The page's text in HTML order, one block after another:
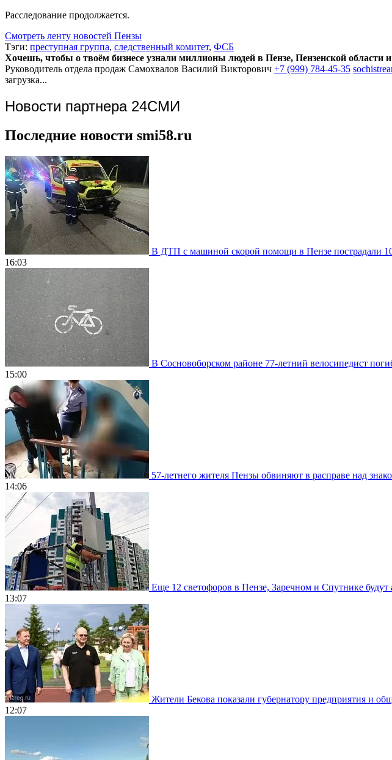
Расследование продолжается.
Смотреть ленту новостей Пензы
Тэги: преступная группа, следственный комитет, ФСБ
Хочешь, чтобы о твоём бизнесе узнали миллионы людей в Пензе, Пензенской области
Руководитель отдела продаж Самохвалов Василий Викторович +7 (999) 784-45-35
загрузка...
Новости партнера 24СМИ
Последние новости smi58.ru
В ДТП с машиной скорой помощи в Пензе пострадали
16:03
В Сосновоборском районе 77-летний велосипедист
15:00
57-летнего жителя Пензы обвиняют в расправе над
14:06
Еще 12 светофоров в Пензе, Заречном и Спутнике будут
13:07
Жители Бекова показали губернатору предприятия и
12:07